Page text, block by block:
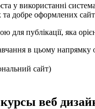
у використанні
добре оформлених
для публікації, яка
в цьому напрямку
сайт)
веб